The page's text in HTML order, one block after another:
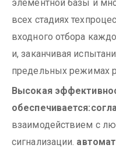
элементной базы и
всех стадиях
входного отбора
и, заканчивая
предельных режимах
Высокая
обеспечивается:
взаимодействием с
сигнализации.